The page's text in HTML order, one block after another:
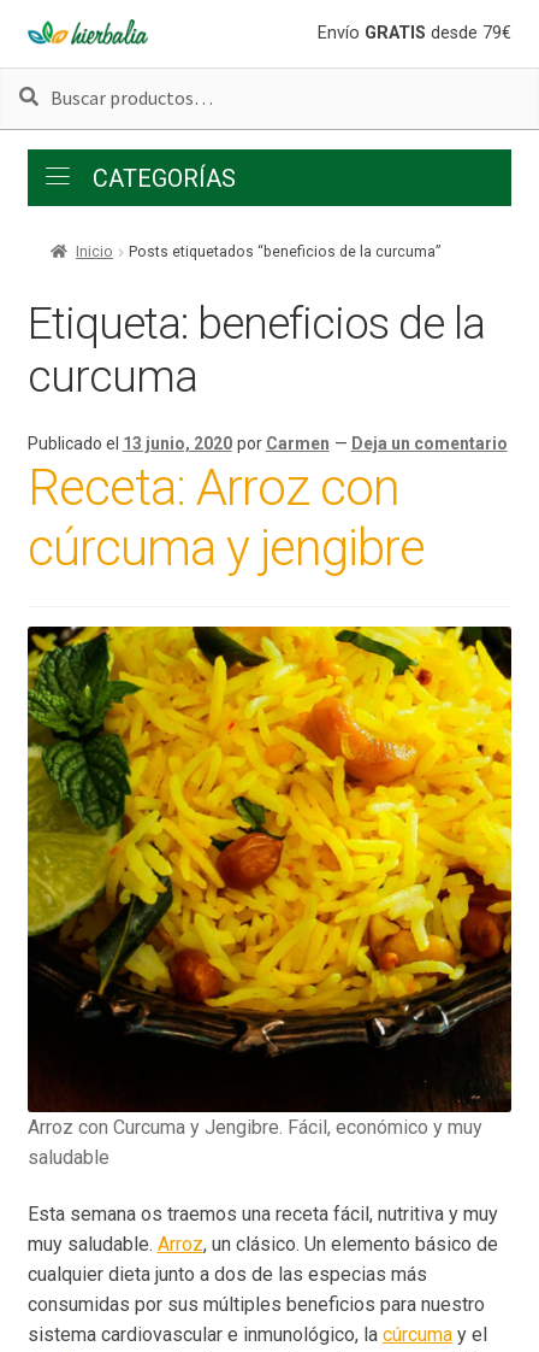
Ir
a
la
navegación
Ir
al
contenido
Envío GRATIS desde 79€
Buscar
Buscar
CATEGORÍAS
Inicio Posts etiquetados “beneficios de la curcuma”
Etiqueta: beneficios de la
curcuma
Publicado el 13 junio, 2020 por Carmen — Deja un comentario
Receta: Arroz con
cúrcuma y jengibre
Arroz con Curcuma y Jengibre. Fácil, económico y muy
saludable
Esta semana os traemos una receta fácil, nutritiva y muy
muy saludable. Arroz, un clásico. Un elemento básico de
cualquier dieta junto a dos de las especias más
consumidas por sus múltiples beneficios para nuestro
sistema cardiovascular e inmunológico, la cúrcumay el